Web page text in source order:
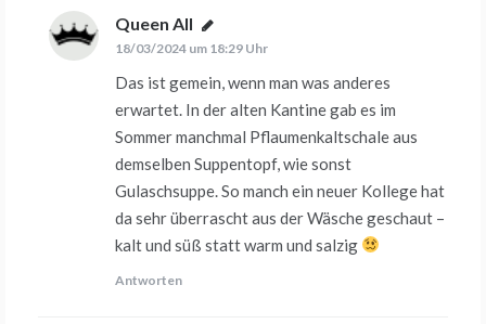
Queen All sagt:
18/03/2024 um 18:29 Uhr
Das ist gemein, wenn man was anderes
erwartet. In der alten Kantine gab es im
Sommer manchmal Pflaumenkaltschale aus
demselben Suppentopf, wie sonst
Gulaschsuppe. So manch ein neuer Kollege hat
da sehr überrascht aus der Wäsche geschaut –
kalt und süß statt warm und salzig
Antworten